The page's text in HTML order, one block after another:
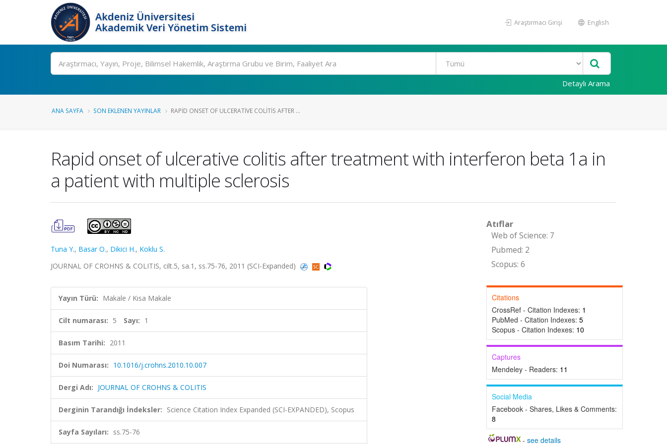
Akdeniz Üniversitesi
Akademik Veri Yönetim Sistemi
Araştırmacı Girişi English
Ara
Detaylı Arama
ANA SAYFA SON EKLENEN YAYINLAR RAPID ONSET OF ULCERATIVE COLITIS AFTER ...
Rapid onset of ulcerative colitis after treatment with interferon beta 1a in
a patient with multiple sclerosis
Tuna Y., Basar O., Dikici H., Koklu S.
JOURNAL OF CROHNS & COLITIS, cilt.5, sa.1, ss.75-76, 2011 (SCI-Expanded)
Yayın Türü: Makale / Kısa Makale
Cilt numarası: 5 Sayı: 1
Basım Tarihi: 2011
Doi Numarası: 10.1016/j.crohns.2010.10.007
Dergi Adı: JOURNAL OF CROHNS & COLITIS
Derginin Tarandığı İndeksler: Science Citation Index Expanded (SCI-EXPANDED), Scopus
Sayfa Sayıları: ss.75-76
Atıflar
Web of Science: 7
Pubmed: 2
Scopus: 6
Citations
CrossRef - Citation Indexes: 1
PubMed - Citation Indexes: 5
Scopus - Citation Indexes: 10
Captures
Mendeley - Readers: 11
Social Media
Facebook - Shares, Likes & Comments:
8
-see details